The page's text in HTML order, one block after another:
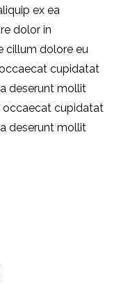
ex ea
dolor in
cillum dolore eu
cupidatat
deserunt mollit
occaecat cupidatat
deserunt mollit